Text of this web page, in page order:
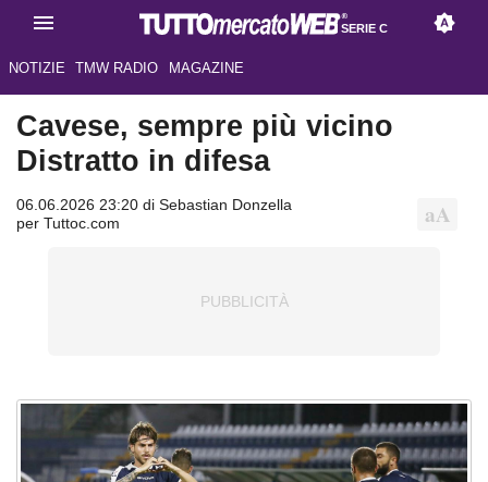
SERIE C
NOTIZIE TMW RADIO MAGAZINE
Cavese, sempre più vicino
Distratto in difesa
06.06.2026 23:20 di Sebastian Donzella
per Tuttoc.com